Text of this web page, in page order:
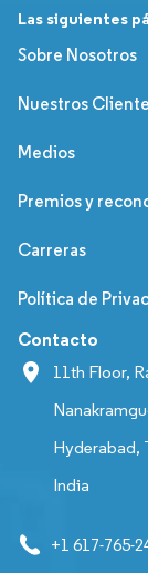
Las siguientes
Sobre Nosotros
Nuestros
Medios
Premios y
Carreras
Política de
Contacto
11th Floor,
Hyderabad,
India
+1 617-765-